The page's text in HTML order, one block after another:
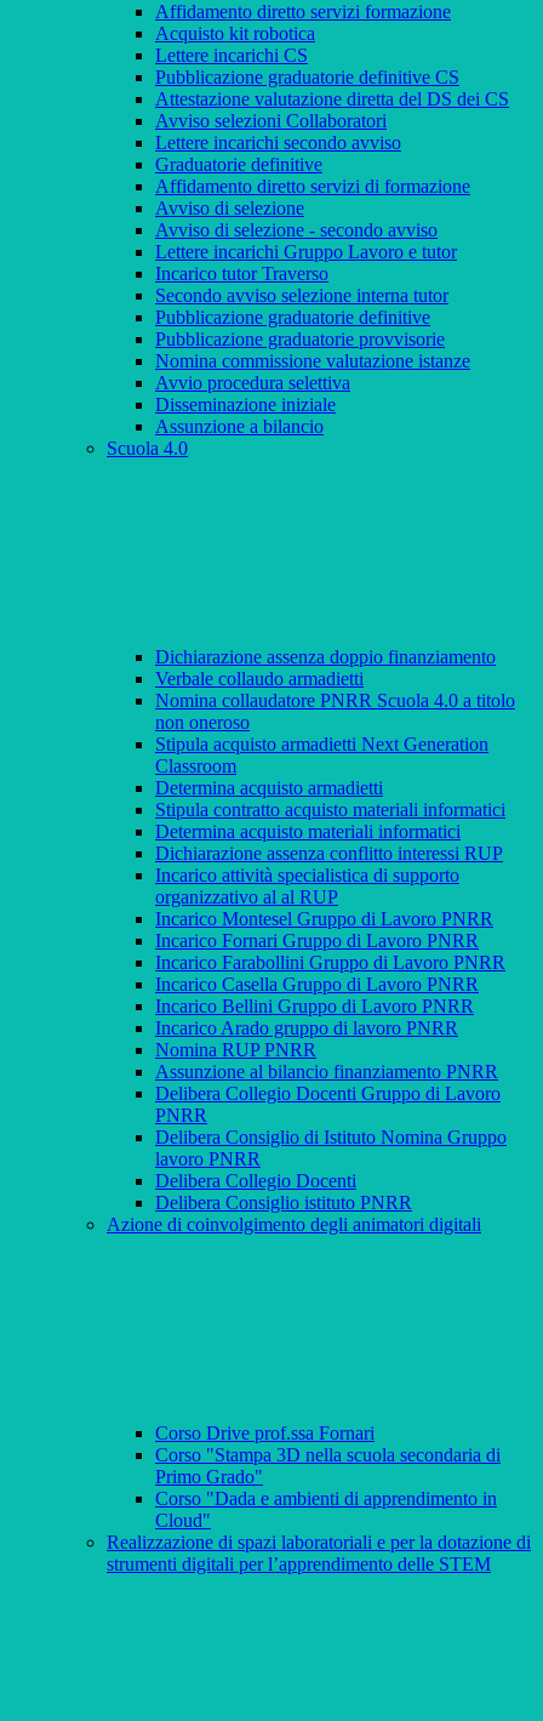
Affidamento diretto servizi formazione
Acquisto kit robotica
Lettere incarichi CS
Pubblicazione graduatorie definitive CS
Attestazione valutazione diretta del DS dei CS
Avviso selezioni Collaboratori
Lettere incarichi secondo avviso
Graduatorie definitive
Affidamento diretto servizi di formazione
Avviso di selezione
Avviso di selezione - secondo avviso
Lettere incarichi Gruppo Lavoro e tutor
Incarico tutor Traverso
Secondo avviso selezione interna tutor
Pubblicazione graduatorie definitive
Pubblicazione graduatorie provvisorie
Nomina commissione valutazione istanze
Avvio procedura selettiva
Disseminazione iniziale
Assunzione a bilancio
Scuola 4.0
Dichiarazione assenza doppio finanziamento
Verbale collaudo armadietti
Nomina collaudatore PNRR Scuola 4.0 a titolo
non oneroso
Stipula acquisto armadietti Next Generation
Classroom
Determina acquisto armadietti
Stipula contratto acquisto materiali informatici
Determina acquisto materiali informatici
Dichiarazione assenza conflitto interessi RUP
Incarico attività specialistica di supporto
organizzativo al al RUP
Incarico Montesel Gruppo di Lavoro PNRR
Incarico Fornari Gruppo di Lavoro PNRR
Incarico Farabollini Gruppo di Lavoro PNRR
Incarico Casella Gruppo di Lavoro PNRR
Incarico Bellini Gruppo di Lavoro PNRR
Incarico Arado gruppo di lavoro PNRR
Nomina RUP PNRR
Assunzione al bilancio finanziamento PNRR
Delibera Collegio Docenti Gruppo di Lavoro
PNRR
Delibera Consiglio di Istituto Nomina Gruppo
lavoro PNRR
Delibera Collegio Docenti
Delibera Consiglio istituto PNRR
Azione di coinvolgimento degli animatori digitali
Corso Drive prof.ssa Fornari
Corso "Stampa 3D nella scuola secondaria di
Primo Grado"
Corso "Dada e ambienti di apprendimento in
Cloud"
Realizzazione di spazi laboratoriali e per la dotazione di
strumenti digitali per l’apprendimento delle STEM